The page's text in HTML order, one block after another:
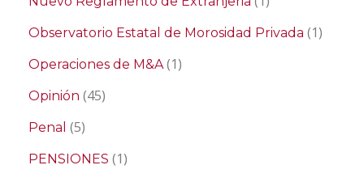
Observatorio Estatal de Morosidad Privada (1)
Operaciones de M&A(1)
Opinión (45)
Penal (5)
PENSIONES (1)